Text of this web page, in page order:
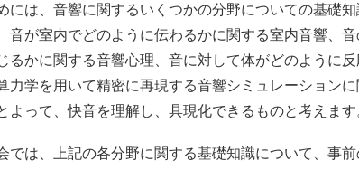
には、音響に関するいくつかの分野についての基礎
音が室内でどのように伝わるかに関する室内音響、
るかに関する音響心理、音に対して体がどのように
力学を用いて精密に再現する音響シミュレーション
よって、快音を理解し、具現化できるものと考えます
では、上記の各分野に関する基礎知識について、事